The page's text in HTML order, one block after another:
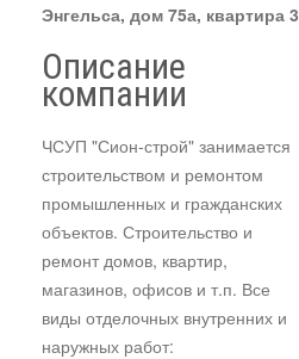
Энгельса, дом 75а, квартира 3
Описание
компании
ЧСУП "Сион-строй" занимается
строительством и ремонтом
промышленных и гражданских
объектов. Строительство и
ремонт домов, квартир,
магазинов, офисов и т.п. Все
виды отделочных внутренних и
наружных работ: